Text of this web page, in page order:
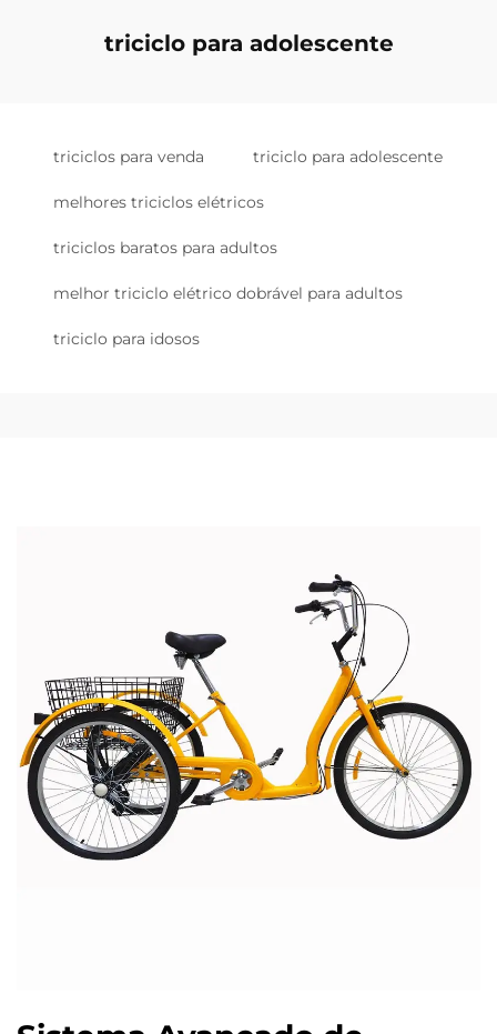
triciclo para adolescente
triciclos para venda triciclo para adolescente
melhores triciclos elétricos
triciclos baratos para adultos
melhor triciclo elétrico dobrável para adultos
triciclo para idosos